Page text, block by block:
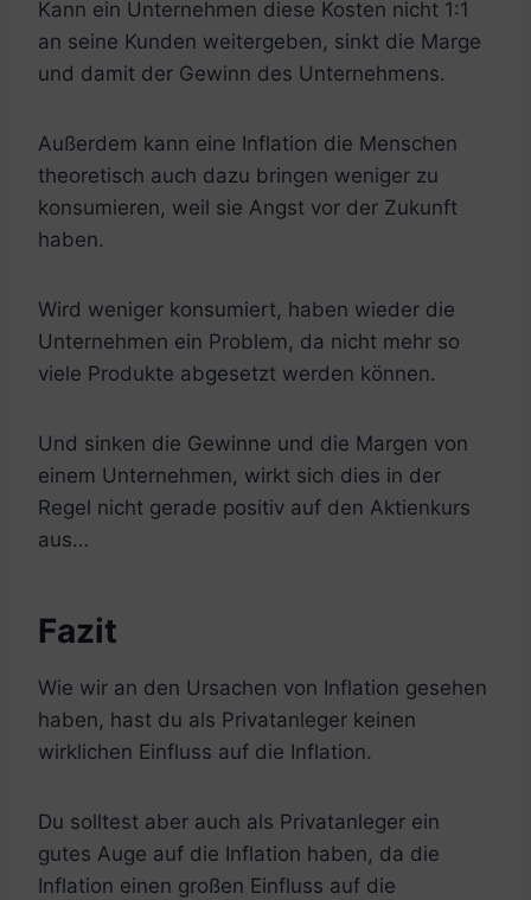
Kann ein Unternehmen diese Kosten nicht 1:1
an seine Kunden weitergeben, sinkt die Marge
und damit der Gewinn des Unternehmens.
Außerdem kann eine Inflation die Menschen
theoretisch auch dazu bringen weniger zu
konsumieren, weil sie Angst vor der Zukunft
haben.
Wird weniger konsumiert, haben wieder die
Unternehmen ein Problem, da nicht mehr so
viele Produkte abgesetzt werden können.
Und sinken die Gewinne und die Margen von
einem Unternehmen, wirkt sich dies in der
Regel nicht gerade positiv auf den Aktienkurs
aus…
Fazit
Wie wir an den Ursachen von Inflation gesehen
haben, hast du als Privatanleger keinen
wirklichen Einfluss auf die Inflation.
Du solltest aber auch als Privatanleger ein
gutes Auge auf die Inflation haben, da die
Inflation einen großen Einfluss auf die